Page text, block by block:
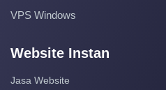
VPS Windows
Website Instan
Jasa Website